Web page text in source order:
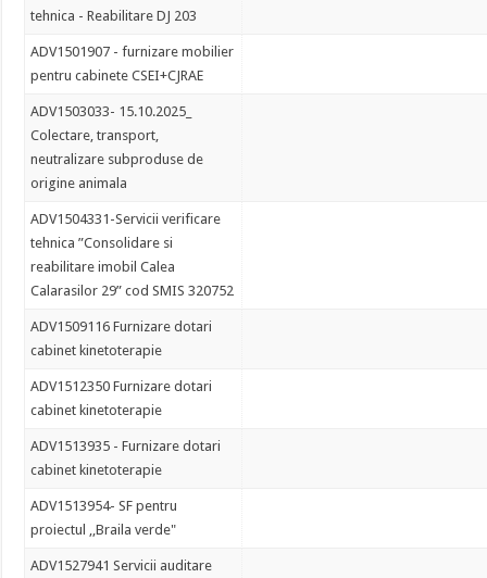
tehnica - Reabilitare DJ 203
ADV1501907 - furnizare mobilier
pentru cabinete CSEI+CJRAE
ADV1503033- 15.10.2025_
Colectare, transport,
neutralizare subproduse de
origine animala
ADV1504331-Servicii verificare
tehnica ”Consolidare si
reabilitare imobil Calea
Calarasilor 29” cod SMIS 320752
ADV1509116 Furnizare dotari
cabinet kinetoterapie
ADV1512350 Furnizare dotari
cabinet kinetoterapie
ADV1513935 - Furnizare dotari
cabinet kinetoterapie
ADV1513954- SF pentru
proiectul ,,Braila verde"
ADV1527941 Servicii auditare